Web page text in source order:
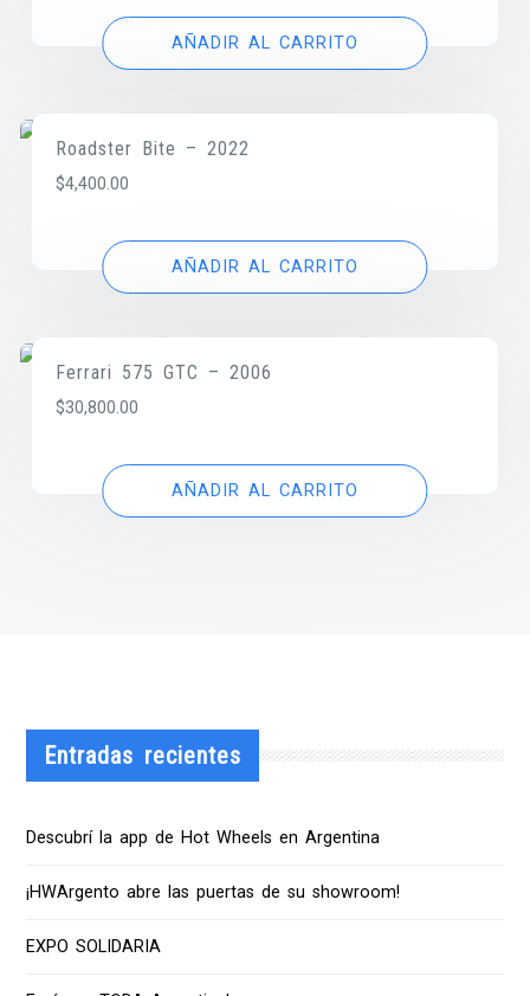
AÑADIR AL CARRITO
Roadster Bite – 2022
$4,400.00
AÑADIR AL CARRITO
Ferrari 575 GTC – 2006
$30,800.00
AÑADIR AL CARRITO
Entradas recientes
Descubrí la app de Hot Wheels en Argentina
¡HWArgento abre las puertas de su showroom!
EXPO SOLIDARIA